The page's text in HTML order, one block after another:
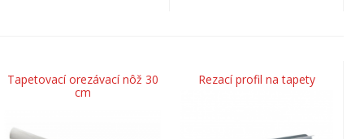
Tapetovací orezávací nôž 30
cm
Rezací profil na tapety